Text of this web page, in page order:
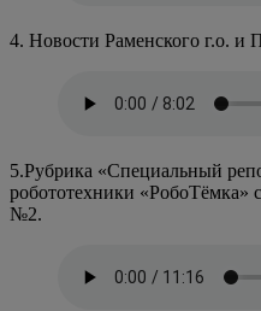
4. Новости Раменского г.о. и
5.Рубрика «Специальный
робототехники «РобоТёмка»
№2.